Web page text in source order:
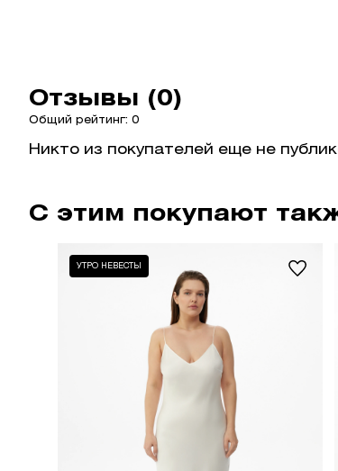
Отзывы (0)
Общий рейтинг: 0
Никто из покупателей еще не
С этим покупают
УТРО НЕВЕСТЫ